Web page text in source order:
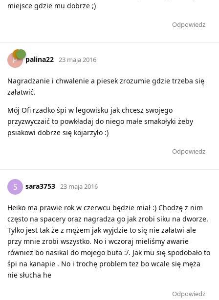
miejsce gdzie mu dobrze ;)
Odpowiedz
P palina22 23 maja 2016
Nagradzanie i chwalenie a piesek zrozumie gdzie trzeba się
załatwić.
Mój Ofi rzadko śpi w legowisku jak chcesz swojego
przyzwyczaić to powkładaj do niego małe smakołyki żeby
psiakowi dobrze się kojarzyło :)
Odpowiedz
S sara3753 23 maja 2016
Heiko ma prawie rok w czerwcu będzie miał :) Chodzę z nim
często na spacery oraz nagradza go jak zrobi siku na dworze.
Tylko jest tak że z mężem jak wyjdzie to się nie załatwi ale
przy mnie zrobi wszystko. No i wczoraj mieliśmy awarie
również bo nasikal do mojego buta :/. Jak mu się spodobało to
śpi na kanapie . No i trochę problem tez bo wcale się męża
nie słucha he
Odpowiedz